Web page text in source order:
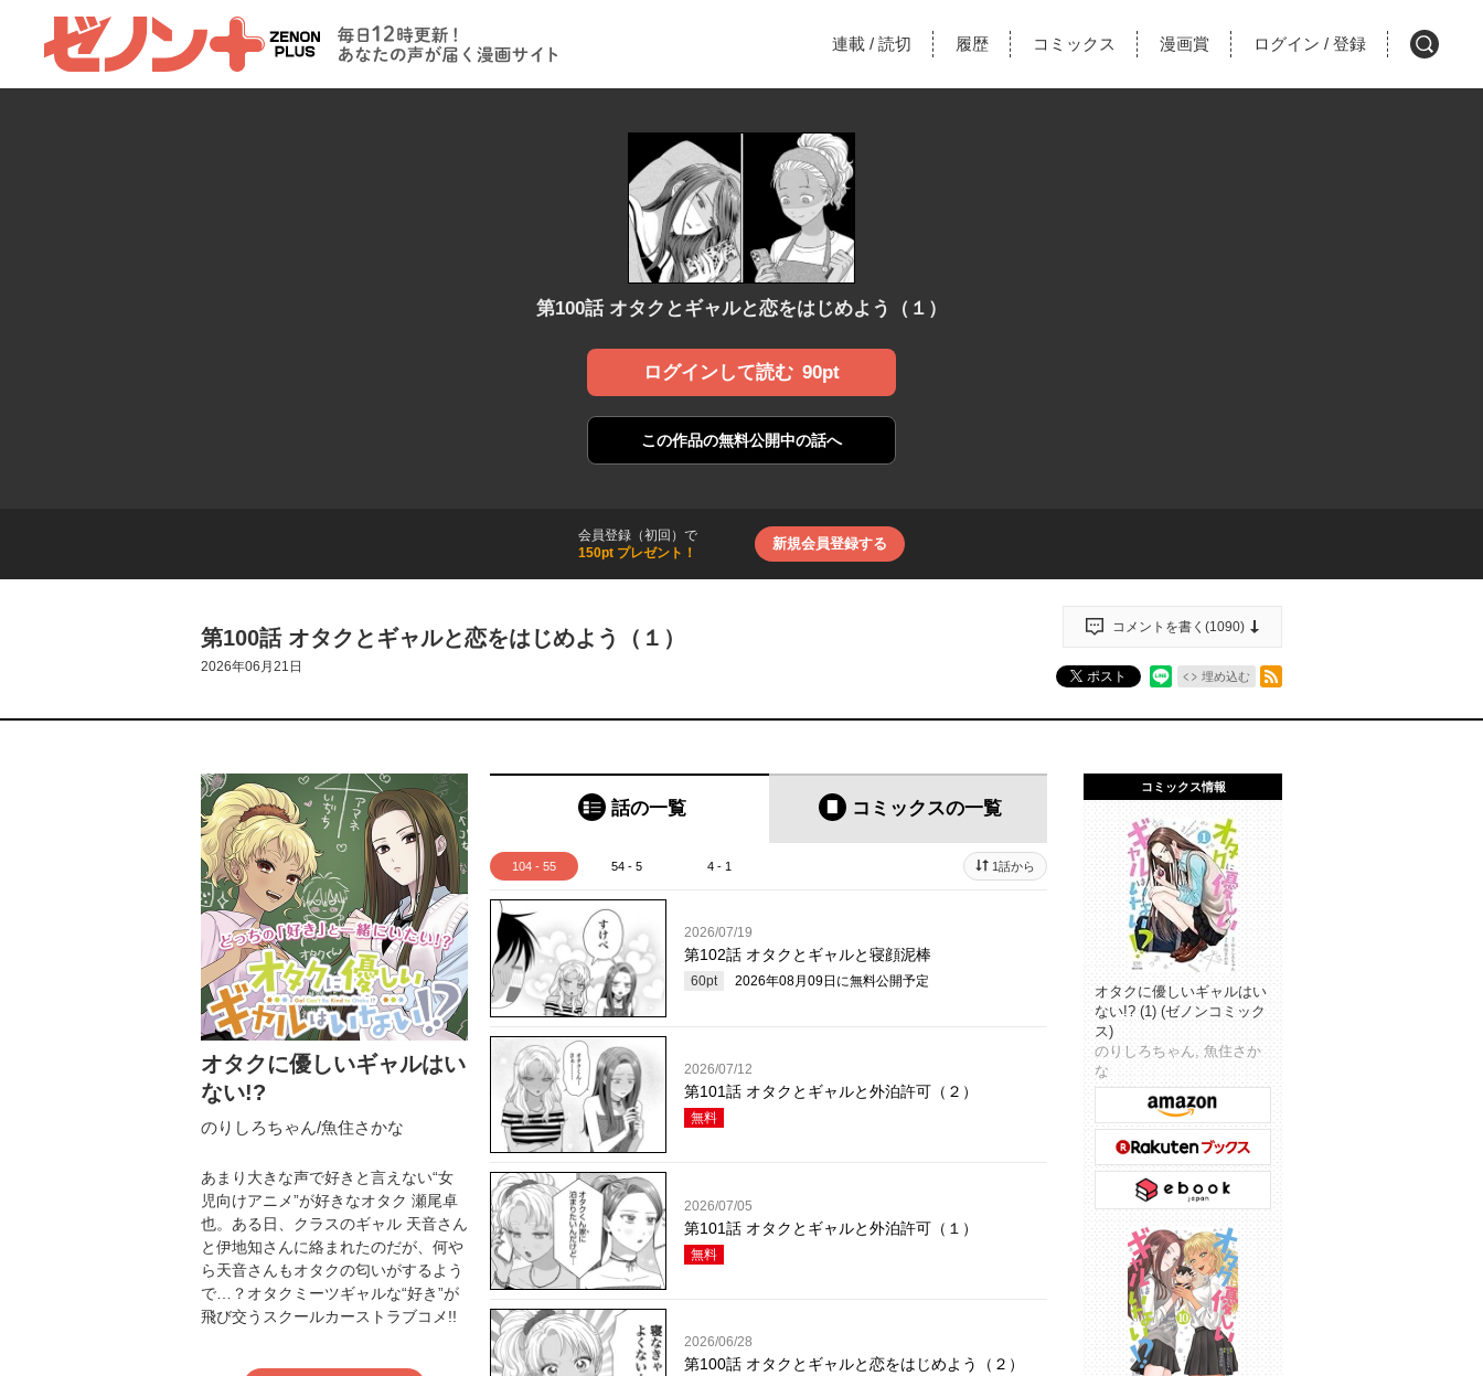
ゼノンプラス
毎日12時更新！あな
連載 / 読切 履歴 コミックス 漫画賞 ログイン / 登録 検
第100話 オタクとギャルと恋をはじめよう（１）
ログインして読む 90pt
この作品の無料公開中の話へ
会員登録（初回）で
150pt プレゼント！
新規会員登録する
第100話 オタクとギャルと恋をはじめよう（１）
2026年06月21日
コメントを書く(1090)
ポスト 埋め込む
オタクに優しいギャルはい
ない!?
のりしろちゃん/魚住さかな
あまり大きな声で好きと言えない“女
児向けアニメ”が好きなオタク 瀬尾卓
也。ある日、クラスのギャル 天音さん
と伊地知さんに絡まれたのだが、何や
ら天音さんもオタクの匂いがするよう
で…？オタクミーツギャルな“好き”が
飛び交うスクールカーストラブコメ!!
話の一覧 コミックスの一覧
104 - 55 54 - 5 4 - 1 1話から
2026/07/19
第102話 オタクとギャルと寝顔泥棒
60pt 2026年08月09日 に無料公開予定
2026/07/12
第101話 オタクとギャルと外泊許可（２）
無料
2026/07/05
第101話 オタクとギャルと外泊許可（１）
無料
2026/06/28
第100話 オタクとギャルと恋をはじめよう（２）
コミックス情報
オタクに優しいギャルはい
ない!? (1) (ゼノンコミック
ス)
のりしろちゃん, 魚住さか
な